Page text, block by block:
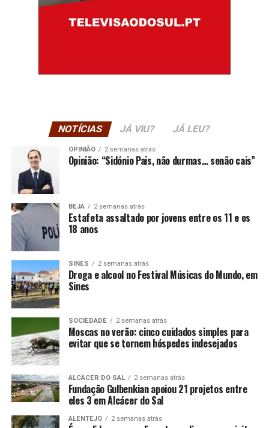
NOTÍCIAS JÁ VIU? JÁ LEU?
OPINIÃO 2 semanas atrás
Opinião: “Sidónio Pais, não durmas… senão cais”
BEJA 2 semanas atrás
Estafeta assaltado por jovens entre os 11 e os
18 anos
SINES 2 semanas atrás
Droga e alcool no Festival Músicas do Mundo, em
Sines
SOCIEDADE 2 semanas atrás
Moscas no verão: cinco cuidados simples para
evitar que se tornem hóspedes indesejados
ALCÁCER DO SAL 2 semanas atrás
Fundação Gulbenkian apoiou 21 projetos entre
eles 3 em Alcácer do Sal
ALENTEJO 2 semanas atrás